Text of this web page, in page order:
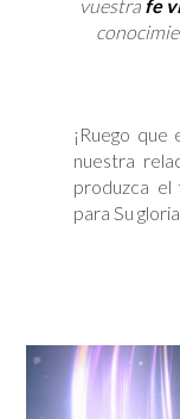
vuestra fe
¡Ruego
nuestra
produzca el
para Su